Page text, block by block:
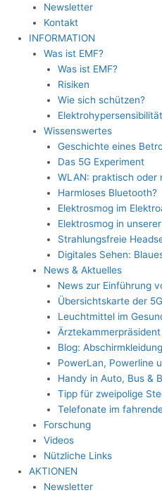
Newsletter
Kontakt
INFORMATION
Was ist EMF?
Was ist EMF?
Risiken
Wie sich schützen?
Wissenswertes
Geschichte eines
Das 5G Experiment
WLAN: praktisch oder
Harmloses Bluetooth?
Elektrosmog im
Elektrosmog in
Strahlungsfreie
Digitales Sehen:
News & Aktuelles
News zur Einführung
Übersichtskarte der
Leuchtmittel im
Ärztekammerpräsident
Blog:
PowerLan, Powerline
Handy in Auto, Bus &
Tipp für zweipolige
Telefonate im
Forschung
Videos
Nützliche Links
AKTIONEN
Newsletter